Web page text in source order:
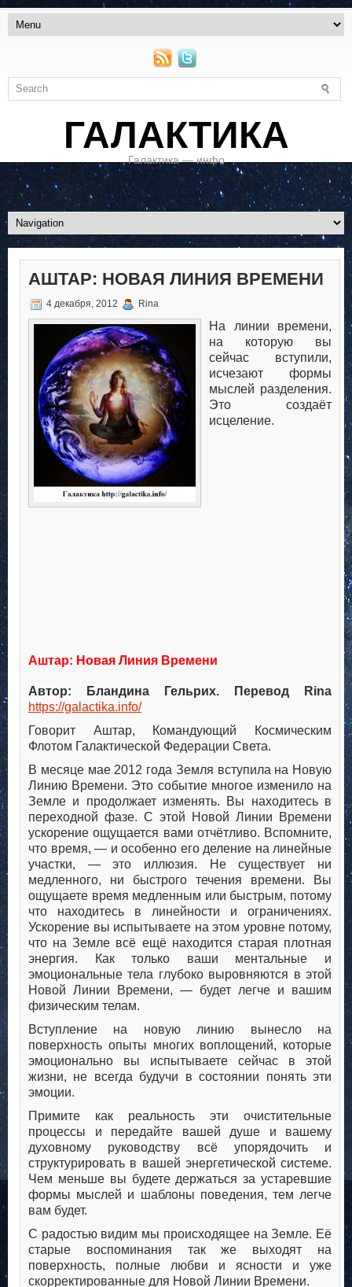
ГАЛАКТИКА
Галактика — инфо
АШТАР: НОВАЯ ЛИНИЯ ВРЕМЕНИ
4 декабря, 2012 Rina
На линии времени,
на которую вы
сейчас вступили,
исчезают формы
мыслей разделения.
Это создаёт
исцеление.
Аштар: Новая Линия Времени
Автор: Бландина Гельрих. Перевод
Rina
https://galactika.info/
Говорит Аштар, Командующий Космическим
Флотом Галактической Федерации Света.
В месяце мае 2012 года Земля вступила на Новую
Линию Времени. Это событие многое изменило на
Земле и продолжает изменять. Вы находитесь в
переходной фазе. С этой Новой Линии Времени
ускорение ощущается вами отчётливо. Вспомните,
что время, — и особенно его деление на линейные
участки, — это иллюзия. Не существует ни
медленного, ни быстрого течения времени. Вы
ощущаете время медленным или быстрым, потому
что находитесь в линейности и ограничениях.
Ускорение вы испытываете на этом уровне потому,
что на Земле всё ещё находится старая плотная
энергия. Как только ваши ментальные и
эмоциональные тела глубоко выровняются в этой
Новой Линии Времени, — будет легче и вашим
физическим телам.
Вступление на новую линию вынесло на
поверхность опыты многих воплощений, которые
эмоционально вы испытываете сейчас в этой
жизни, не всегда будучи в состоянии понять эти
эмоции.
Примите как реальность эти очистительные
процессы и передайте вашей душе и вашему
духовному руководству всё упорядочить и
структурировать в вашей энергетической системе.
Чем меньше вы будете держаться за устаревшие
формы мыслей и шаблоны поведения, тем легче
вам будет.
С радостью видим мы происходящее на Земле. Её
старые воспоминания так же выходят на
поверхность, полные любви и ясности и уже
скорректированные для Новой Линии Времени.